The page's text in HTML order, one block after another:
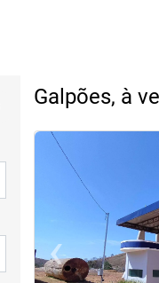
Galpões, à
‹Previous